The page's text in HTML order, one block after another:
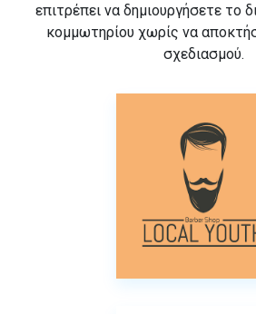
επιτρέπει να δημιουργήσετε το
κομμωτηρίου χωρίς να
σχεδιασμού.